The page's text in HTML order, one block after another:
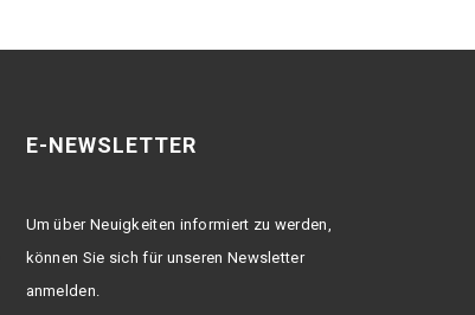
E-NEWSLETTER
Um über Neuigkeiten informiert zu werden,
können Sie sich für unseren Newsletter
anmelden.